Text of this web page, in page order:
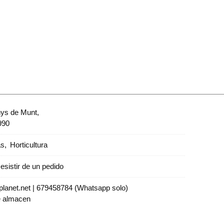
de Munt,
Horticultura
de un pedido
| 679458784 (Whatsapp solo)
almacen